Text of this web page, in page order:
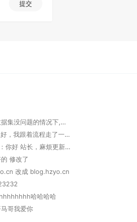
提交
admin：数据集没问题的情况下,修改一下学习率或者使用正则化方法
牧马人：lz好，我跟着流程走了一遍，我用弱智吧完整的2000条语句，但是 Train loss 到1.5以后就反复横跳，最后还是1.5，问答后结果也显示没成功。是不是数据集变大了还要另外的修改参数？
Handsom：你好 站长，麻烦更新下小站信息： 本站名称：Handsome 本站原地址：https://www.mmm.sd/ 本站新地址：https://www.lik.cc/ 头像：https://www.lik.cc/upload/logo.png 描述：心若有所向往,何惧道阻且长 RSS：https://www.lik.cc/rss.xml
修改了
改成 blog.hzyo.cn
哈哈哈哈
马哥我爱你